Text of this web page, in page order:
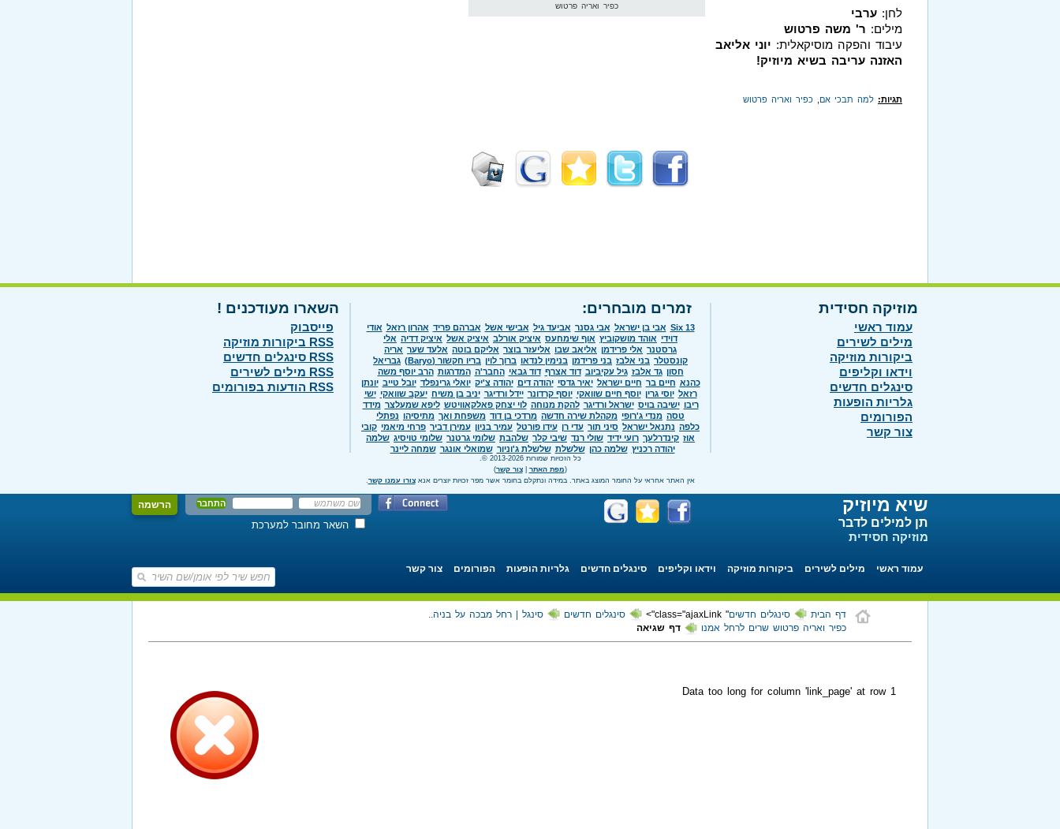
כפיר ואריה פרטוש
לחן: ערבי
מילים: ר' משה פרטוש
עיבוד והפקה מוסיקאלית: יוני אליאב
האזנה עריבה בשיא מיוזיק!
תגיות: למה תבכי אם כפיר ואריה פרטוש
מוזיקה חסידית
עמוד ראשי
מילים לשירים
ביקורות מוזיקה
וידאו וקליפים
סינגלים חדשים
גלריות הופעות
הפורומים
צור קשר
זמרים מובחרים:
Six 13 אבי בן ישראל אבי גסנר אביעד גיל אבישי אשל אברהם פריד אהרון רזאל אודי
דוידי אוהד מושקוביץ אוף שימחעס איציק אורלב איציק אשל איציק דדיה אלי
גרסטנר אלי פרידמן אליאב שבו אליעזר בוצר אליקם בוטה אלעד שער אריה
קונסטלר בני אלבז בני פרידמן בנימין לנדאו ברוך לוין בריו חקשור (Baryo)
גבריאל
חסון גד אלבז גיל עקיביוב דוד אצרף דוד גבאי החבר'ה המדרגות הרב יוסף משה
כהנא חיים בר חיים ישראל יאיר גדסי יהודה דים יהודה צ'יק יואלי גרינפלד יובל טייב יונתן
רזאל יוסי גרין יוסף חיים שוואקי יוסף קרדונר יידל ורדיגר יניב בן משיח יעקב שוואקי ישי
ריבו ישיבה בויס ישראל ורדיגר להקת מנוחה לוי יצחק פאלקאוויטש ליפא שמעלצר מידד
טסה מנדי ג'רופי מקהלת שירה חדשה מרדכי בן דוד משפחת ואך מתיסיהו נפתלי
כלפה נתנאל ישראל סיני תור עדי רן עידו פורטל עמיר בניון עמירן דביר פרחי מיאמי קובי
אוז קינדרלעך רועי ידיד שולי רנד שיבי קלר שלהבת שלומי גרטנר שלומי טויסיג שלמה
יהודה רכניץ שלמה כהן שלשלת שלשלת ג'וניור שמואלי אונגר שמחה ליינר
השארו מעודכנים !
פייסבוק
RSS ביקורות מוזיקה
RSS סינגלים חדשים
RSS מילים לשירים
RSS הודעות בפורומים
כל הזכויות שמורות 2013-2026 ©.
(מפת האתר |צור קשר)
אין האתר אחראי על החומר המוצג באתר. במידה ונתקלם בחומר אשר מפר זכויות יוצרים אנאצורו עמנו קשר
הרשמה
השאר מחובר למערכת
שיא מיוזיק
תן למילים לדבר
מוזיקה חסידית
עמוד ראשי מילים לשירים ביקורות מוזיקה וידאו וקליפים סינגלים חדשים גלריות הופעות הפורומים צור קשר
דף הבית סינגלים חדשים" class="ajaxLink"> סינגלים חדשים
סינגל | רחל מבכה על בניה..
כפיר ואריה פרטוש שרים לרחל אמנו
דף שגיאה
Data too long for column 'link_page' at row 1